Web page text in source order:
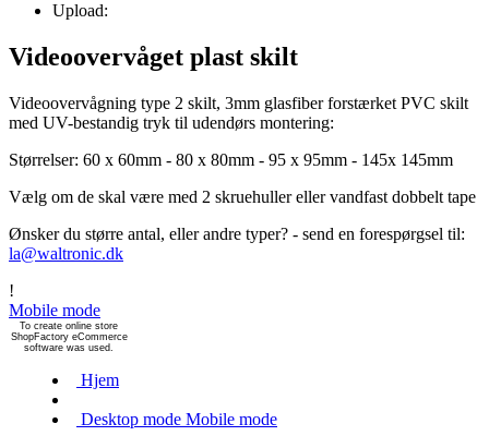
Upload:
Videoovervåget plast skilt
Videoovervågning type 2 skilt, 3mm glasfiber forstærket PVC skilt
med UV-bestandig tryk til udendørs montering:
Størrelser: 60 x 60mm - 80 x 80mm - 95 x 95mm - 145x 145mm
Vælg om de skal være med 2 skruehuller eller vandfast dobbelt tape
Ønsker du større antal, eller andre typer? - send en forespørgsel til:
la@waltronic.dk
!
Mobile mode
To create online store
ShopFactory eCommerce
software was used.
Hjem
Desktop mode Mobile mode